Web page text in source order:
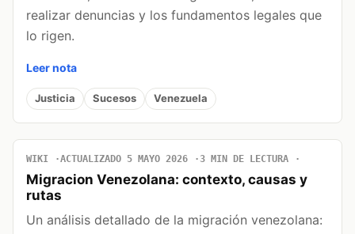
realizar denuncias y los fundamentos legales que
lo rigen.
Leer nota
Justicia Sucesos Venezuela
WIKI ACTUALIZADO 5 MAYO 2026 3 MIN DE LECTURA
Migracion Venezolana: contexto, causas y
rutas
Un análisis detallado de la migración venezolana: